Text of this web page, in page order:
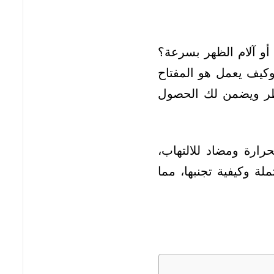
آلام الظهر بسرعة؟
يعمل هو المفتاح
ويضمن لك الحصول
ومضاد للالتهاب،
وكيفية تجنبها، مما